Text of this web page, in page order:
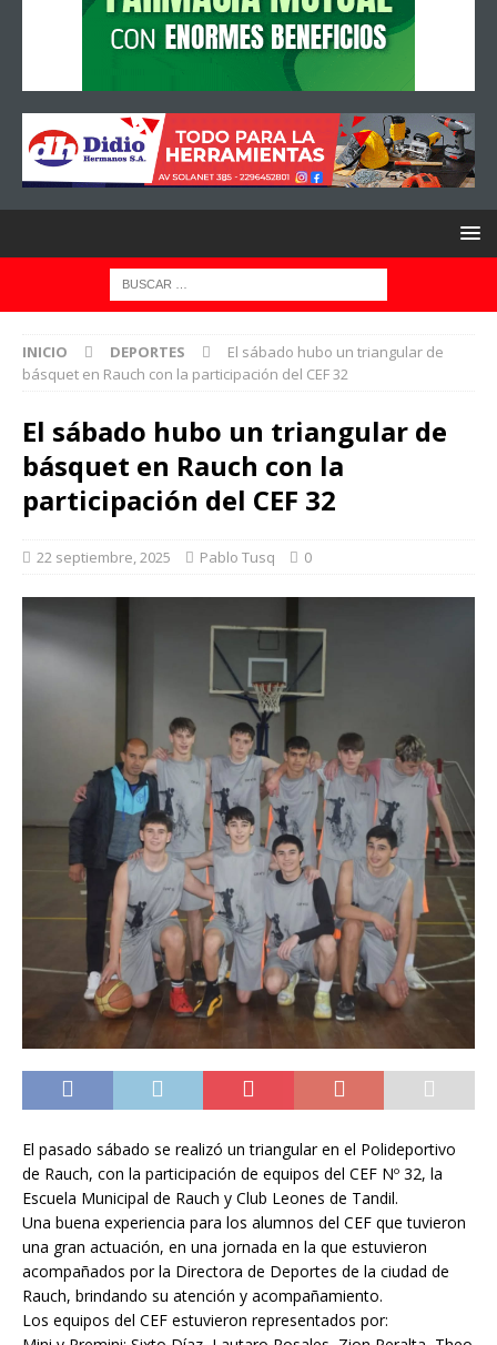
INICIO DEPORTES
El sábado hubo un triangular de
básquet en Rauch con la participación del CEF 32
El sábado hubo un triangular de
básquet en Rauch con la
participación del CEF 32
22 septiembre, 2025 Pablo Tusq 0
El pasado sábado se realizó un triangular en el Polideportivo
de Rauch, con la participación de equipos del CEF Nº 32, la
Escuela Municipal de Rauch y Club Leones de Tandil.
Una buena experiencia para los alumnos del CEF que tuvieron
una gran actuación, en una jornada en la que estuvieron
acompañados por la Directora de Deportes de la ciudad de
Rauch, brindando su atención y acompañamiento.
Los equipos del CEF estuvieron representados por: